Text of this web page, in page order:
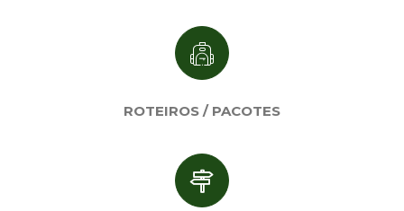
ROTEIROS / PACOTES